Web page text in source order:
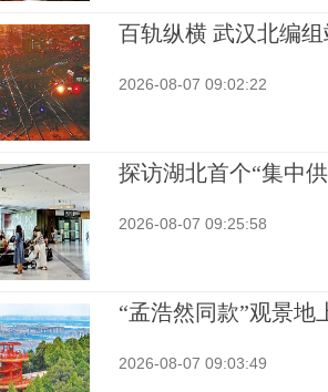
百轨纵横 武汉北编
2026-08-07 09:02:22
探访湖北首个“集中
2026-08-07 09:25:58
“孟浩然同款”观景地
2026-08-07 09:03:49